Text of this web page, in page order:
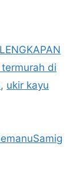
di
, ukir kayu